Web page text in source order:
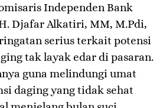
Independen Bank
H. Djafar Alkatiri, MM, M.Pdi,
serius terkait potensi
tak layak edar di pasaran.
guna melindungi umat
daging yang tidak sehat